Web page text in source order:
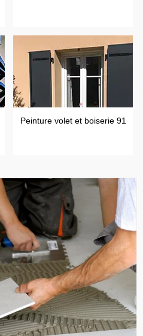
Peinture volet et boiserie 91